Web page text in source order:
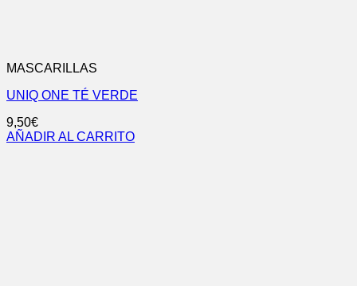
MASCARILLAS
UNIQ ONE TÉ VERDE
9,50€
AÑADIR AL CARRITO